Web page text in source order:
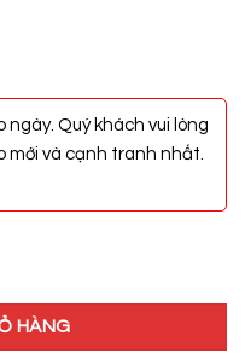
ngày. Quý khách vui lòng
mới và cạnh tranh nhất.
HÀNG